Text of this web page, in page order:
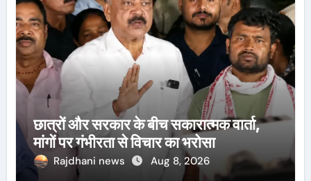
छात्रों और सरकार के बीच सकारात्मक वार्ता,
मांगों पर गंभीरता से विचार का भरोसा
Rajdhani news Aug 8, 2026